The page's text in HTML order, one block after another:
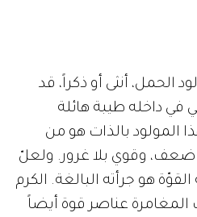
الحمل، أنثى أو ذكراً، قد
في داخله طيبة هائلة
المولود بالذات هو من
ضعف، وقوي بلا غرور. ولعلّ
هو جرأته البالغة. الكرم
عناصر قوة أيضاً